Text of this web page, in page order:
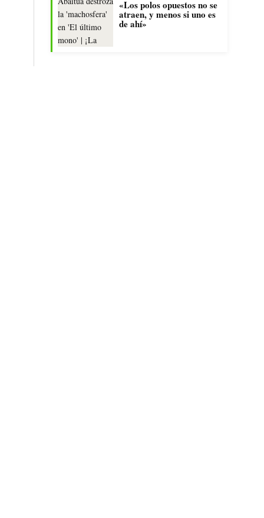
«Los polos opuestos no se
atraen, y menos si uno es
de ahí»